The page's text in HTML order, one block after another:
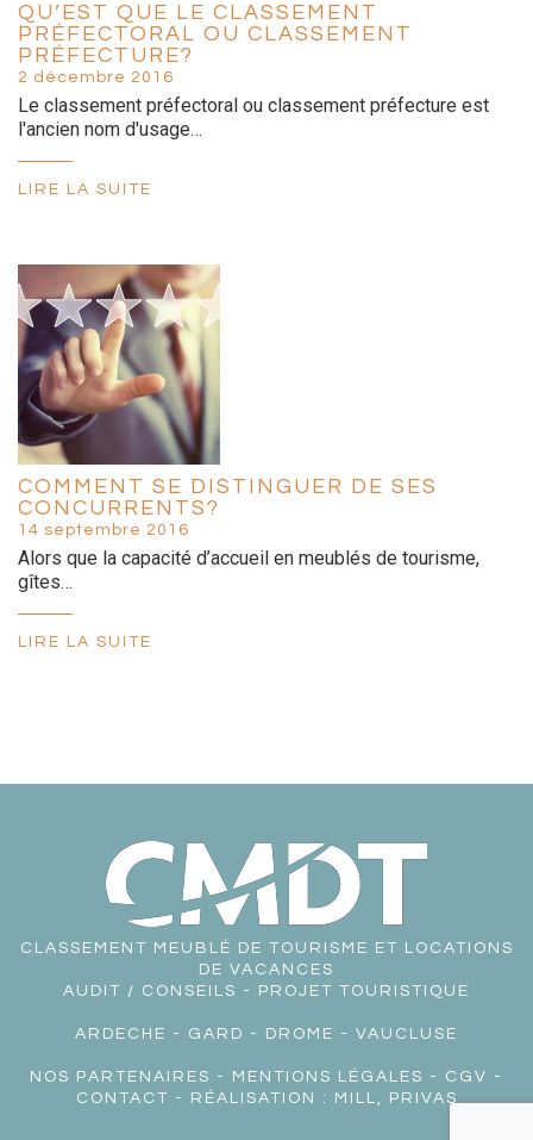
QU’EST QUE LE CLASSEMENT
PRÉFECTORAL OU CLASSEMENT
PRÉFECTURE?
2 décembre 2016
Le classement préfectoral ou classement préfecture est
l'ancien nom d'usage…
LIRE LA SUITE
COMMENT SE DISTINGUER DE SES
CONCURRENTS?
14 septembre 2016
Alors que la capacité d’accueil en meublés de tourisme,
gîtes…
LIRE LA SUITE
CLASSEMENT MEUBLÉ DE TOURISME ET LOCATIONS
DE VACANCES
AUDIT / CONSEILS - PROJET TOURISTIQUE
ARDECHE - GARD - DROME - VAUCLUSE
NOS PARTENAIRES - MENTIONS LÉGALES - CGV -
CONTACT - RÉALISATION : MILL, PRIVAS